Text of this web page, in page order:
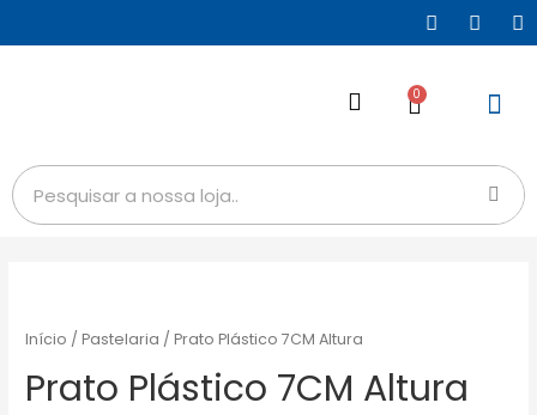
0
Início /Pastelaria / Prato Plástico 7CM Altura
Prato Plástico 7CM Altura